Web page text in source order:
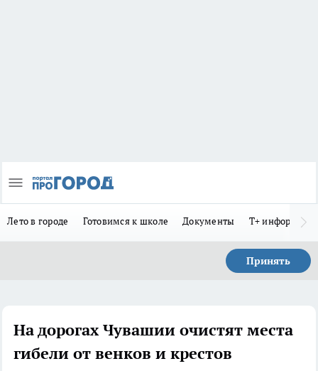
Лето в городе Готовимся к школе Документы Т+
Принять
На дорогах Чувашии очистят места
гибели от венков и крестов